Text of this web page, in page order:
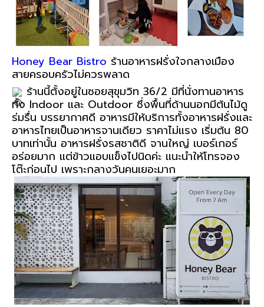
Honey Bear Bistro ร้านอาหารฝรั่งใจกลางเมือง
สายครอบครัวไม่ควรพลาด
ร้านนี้ตั้งอยู่ในซอยสุขุมวิท 36/2 มีที่นั่งทานอาหาร
ทั้ง Indoor และ Outdoor ซึ่งพื้นที่ด้านนอกมีต้นไม้ดู
ร่มรื่น บรรยากาศดี อาหารมีให้บริการทั้งอาหารฝรั่งและ
อาหารไทยเป็นอาหารจานเดียว ราคาไม่แรง เริ่มต้น 80
บาทเท่านั้น อาหารฝรั่งรสชาติดี จานใหญ่ เบอร์เกอร์
อร่อยมาก แต่ข้าวแอบแข็งไปนิดค่ะ แนะนำให้โทรจอง
โต๊ะก่อนไป เพราะกลางวันคนเยอะมาก